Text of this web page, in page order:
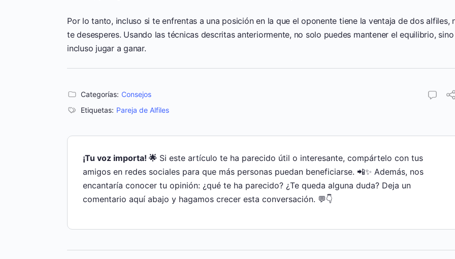
Por lo tanto, incluso si te enfrentas a una posición en la que el oponente tiene la ventaja de dos alfiles,
te desesperes. Usando las técnicas descritas anteriormente, no solo puedes mantener el equilibrio, sino
incluso jugar a ganar.
Categorías: Consejos
Etiquetas: Pareja de Alfiles
¡Tu voz importa! 🌟 Si este artículo te ha parecido útil o interesante, compártelo con tus
amigos en redes sociales para que más personas puedan beneficiarse. 📲✨ Además, nos
encantaría conocer tu opinión: ¿qué te ha parecido? ¿Te queda alguna duda? Deja un
comentario aquí abajo y hagamos crecer esta conversación. 💬👇